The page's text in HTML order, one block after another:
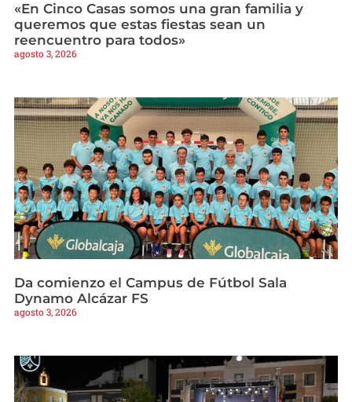
«En Cinco Casas somos una gran familia y
queremos que estas fiestas sean un
reencuentro para todos»
agosto 3, 2026
Da comienzo el Campus de Fútbol Sala
Dynamo Alcázar FS
agosto 3, 2026